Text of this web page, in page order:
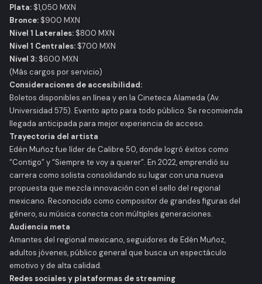
Plata: $1,050 MXN
Bronce: $900 MXN
Nivel 1 Laterales: $800 MXN
Nivel 1 Centrales: $700 MXN
Nivel 3: $600 MXN
(Más cargos por servicio)
Consideraciones de accesibilidad:
Boletos disponibles en línea y en la Cineteca Alameda (Av.
Universidad 575). Evento apto para todo público. Se recomienda
llegada anticipada para mejor experiencia de acceso.
Trayectoria del artista
Edén Muñoz fue líder de Calibre 50, donde logró éxitos como
“Contigo” y “Siempre te voy a querer”. En 2022, emprendió su
carrera como solista consolidando su lugar con una nueva
propuesta que mezcla innovación con el sello del regional
mexicano. Reconocido como compositor de grandes figuras del
género, su música conecta con múltiples generaciones.
Audiencia meta
Amantes del regional mexicano, seguidores de Edén Muñoz,
adultos jóvenes, público general que busca un espectáculo
emotivo y de alta calidad.
Redes sociales y plataformas de streaming